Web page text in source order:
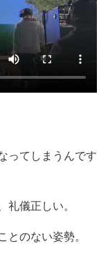
ってしまうんです
儀正しい。
のない姿勢。